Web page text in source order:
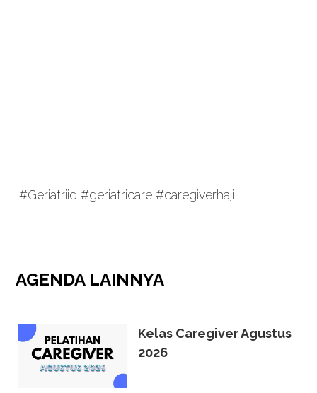
#Geriatriid #geriatricare #caregiverhaji
AGENDALAINNYA
Kelas Caregiver Agustus
2026